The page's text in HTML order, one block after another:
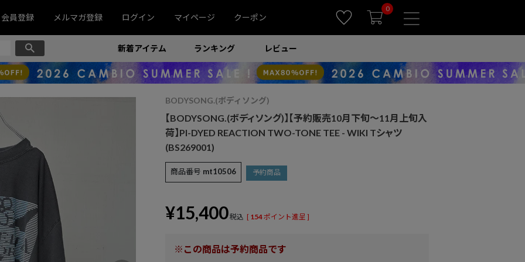
会員登録 メルマガ登録 ログイン マイページ クーポン
0
新着アイテム ランキング レビュー
BODYSONG.(ボディソング)
【BODYSONG.(ボディソング)】【予約販売10月下旬～11月上旬入
荷】PI-DYED REACTION TWO-TONE TEE - WIKI Tシャツ
(BS269001)
商品番号 mt10506 予約商品
¥15,400税込 [ 154ポイント進呈 ]
※この商品は予約商品です